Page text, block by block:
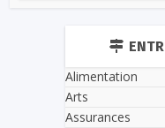
Alimentation
Arts
Assurances